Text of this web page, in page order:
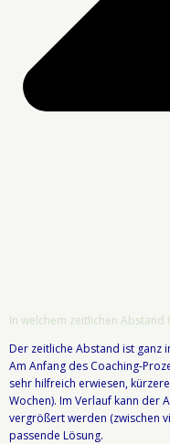
In welchem zeitlichen
Der zeitliche Abstand ist ganz
Am Anfang des Coaching-
sehr hilfreich erwiesen,
Wochen). Im Verlauf kann der
vergrößert werden (zwischen
passende Lösung.